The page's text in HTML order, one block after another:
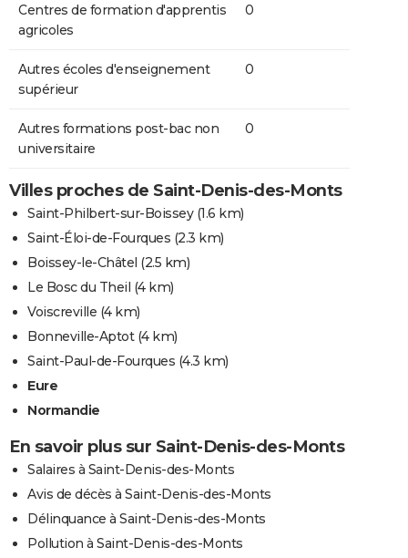
Centres de formation d'apprentis
agricoles
0
Autres écoles d'enseignement
supérieur
0
Autres formations post-bac non
universitaire
0
Villes proches de Saint-Denis-des-Monts
Saint-Philbert-sur-Boissey(1.6 km)
Saint-Éloi-de-Fourques (2.3 km)
Boissey-le-Châtel (2.5 km)
Le Bosc du Theil (4 km)
Voiscreville (4 km)
Bonneville-Aptot(4 km)
Saint-Paul-de-Fourques (4.3 km)
Eure
Normandie
En savoir plus sur Saint-Denis-des-Monts
Salaires à Saint-Denis-des-Monts
Avis de décès à Saint-Denis-des-Monts
Délinquance à Saint-Denis-des-Monts
Pollution à Saint-Denis-des-Monts